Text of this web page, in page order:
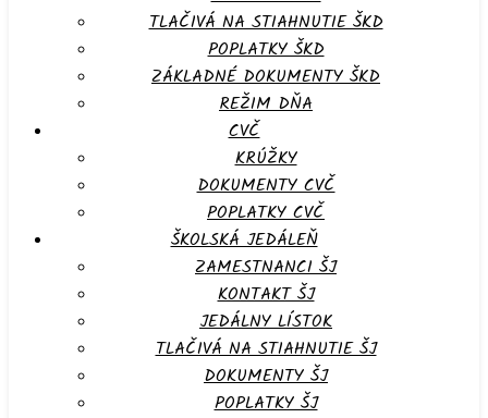
TLAČIVÁ NA STIAHNUTIE ŠKD
POPLATKY ŠKD
ZÁKLADNÉ DOKUMENTY ŠKD
REŽIM DŇA
CVČ
KRÚŽKY
DOKUMENTY CVČ
POPLATKY CVČ
ŠKOLSKÁ JEDÁLEŇ
ZAMESTNANCI ŠJ
KONTAKT ŠJ
JEDÁLNY LÍSTOK
TLAČIVÁ NA STIAHNUTIE ŠJ
DOKUMENTY ŠJ
POPLATKY ŠJ